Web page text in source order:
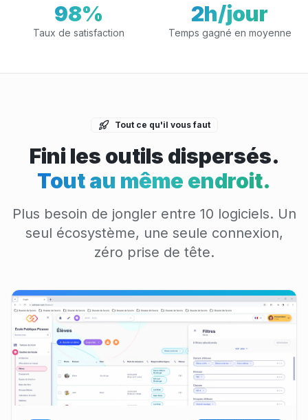
98%
Taux de satisfaction
2h/jour
Temps gagné en moyenne
Tout ce qu'il vous faut
Fini les outils dispersés.
Tout au même endroit.
Plus besoin de jongler entre 10 logiciels. Un
seul écosystème, une seule connexion,
zéro prise de tête.